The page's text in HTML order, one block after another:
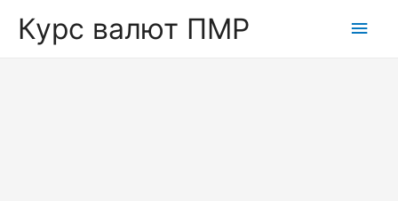
Курс валют ПМР